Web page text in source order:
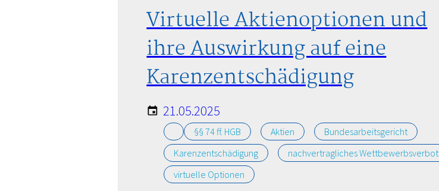
Virtuelle Aktienoptionen und
ihre Auswirkung auf eine
Karenzentschädigung
21.05.2025
§§ 74 ff. HGB Aktien
Bundesarbeitsgericht
Karenzentschädigung
nachvertragliches Wettbewerbsverbot
virtuelle Optionen